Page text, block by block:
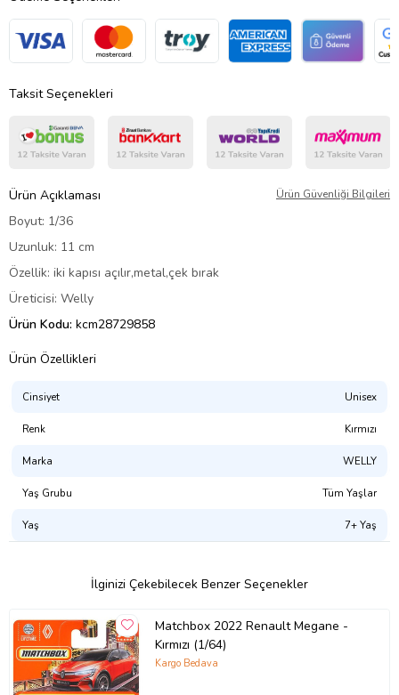
Taksit Seçenekleri
Ürün Açıklaması Ürün Güvenliği Bilgileri
Boyut: 1/36
Uzunluk: 11 cm
Özellik: iki kapısı açılır,metal,çek bırak
Üreticisi: Welly
Ürün Kodu: kcm28729858
Ürün Özellikleri
Cinsiyet Unisex
Renk Kırmızı
Marka WELLY
Yaş Grubu Tüm Yaşlar
Yaş 7+ Yaş
İlginizi Çekebilecek Benzer Seçenekler
Matchbox 2022 Renault Megane -
Kırmızı (1/64)
Kargo Bedava